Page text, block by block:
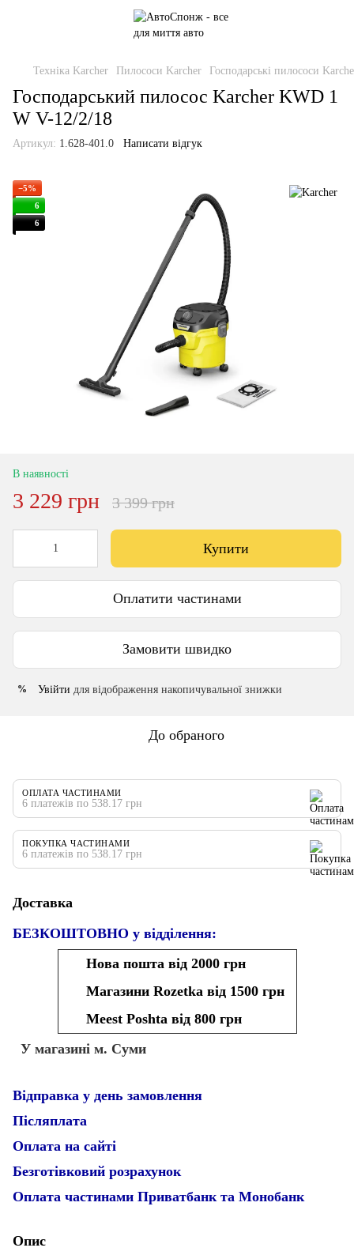
Техніка Karcher Пилососи Karcher Господарські пилососи
Господарський пилосос Karcher KWD 1
W V-12/2/18
Артикул: 1.628-401.0 Написати відгук
−5%
6
6
В наявності
3 229 грн 3 399 грн
Купити
Оплатити частинами
Замовити швидко
% Увійти для відображення накопичувальної знижки
До обраного
ОПЛАТА ЧАСТИНАМИ
6 платежів по 538.17 грн
ПОКУПКА ЧАСТИНАМИ
6 платежів по 538.17 грн
Доставка
БЕЗКОШТОВНО у відділення:
Нова пошта від 2000 грн
Магазини Rozetka від 1500 грн
Meest Poshta від 800 грн
У магазині м. Суми
Відправка у день замовлення
Післяплата
Оплата на сайті
Безготівковий розрахунок
Оплата частинами Приватбанк та Монобанк
Опис